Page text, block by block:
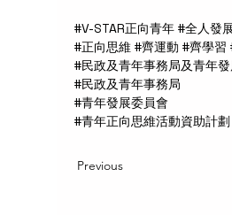
#V-STAR正向青年 #全人發
#正向思維 #齊運動 #齊學習
#民政及青年事務局及青年
#民政及青年事務局
#青年發展委員會
#青年正向思維活動資助計劃
Previous